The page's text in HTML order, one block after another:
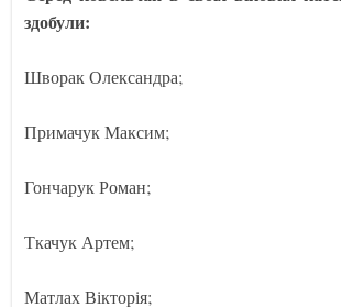
здобули:
Шворак Олександра;
Примачук Максим;
Гончарук Роман;
Ткачук Артем;
Матлах Вікторія;